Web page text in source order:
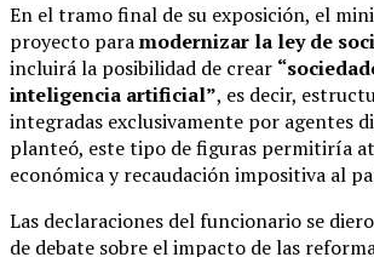
En el tramo final de su exposición, el
proyecto paramodernizar la ley de
incluirá la posibilidad de crear
inteligencia artificial”, es decir,
integradas exclusivamente por agentes
planteó, este tipo de figuras permitiría
económica y recaudación impositiva al
Las declaraciones del funcionario se
de debate sobre el impacto de las